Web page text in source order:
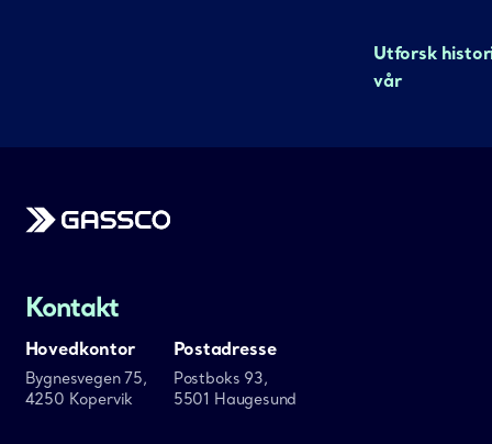
Utforsk
vår
Kontakt
Hovedkontor
Bygnesvegen 75,
4250 Kopervik
Postadresse
Postboks 93,
5501 Haugesund